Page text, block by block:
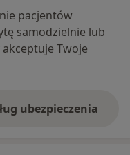
pacjentów
samodzielnie lub
Twoje
ubezpieczenia